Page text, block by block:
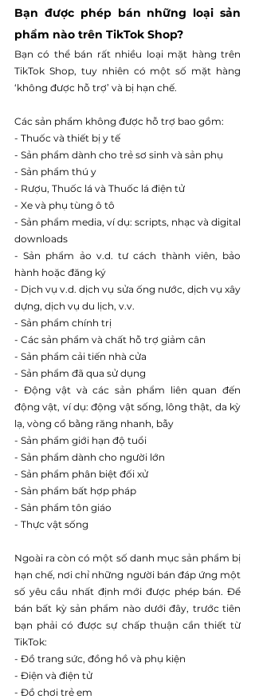
Bạn được phép bán những loại sản
phẩm nào trên TikTok Shop?
Bạn có thể bán rất nhiều loại mặt hàng trên
TikTok Shop, tuy nhiên có một số mặt hàng
‘không được hỗ trợ’ và bị hạn chế.
Các sản phẩm không được hỗ trợ bao gồm:
- Thuốc và thiết bị y tế
- Sản phẩm dành cho trẻ sơ sinh và sản phụ
- Sản phẩm thú y
- Rượu, Thuốc lá và Thuốc lá điện tử
- Xe và phụ tùng ô tô
- Sản phẩm media, ví dụ: scripts, nhạc và digital
downloads
- Sản phẩm ảo v.d. tư cách thành viên, bảo
hành hoặc đăng ký
- Dịch vụ v.d. dịch vụ sửa ống nước, dịch vụ xây
dựng, dịch vụ du lịch, v.v.
- Sản phẩm chính trị
- Các sản phẩm và chất hỗ trợ giảm cân
- Sản phẩm cải tiến nhà cửa
- Sản phẩm đã qua sử dụng
- Động vật và các sản phẩm liên quan đến
động vật, ví dụ: động vật sống, lông thật, da kỳ
lạ, vòng cổ bằng răng nhanh, bẫy
- Sản phẩm giới hạn độ tuổi
- Sản phẩm dành cho người lớn
- Sản phẩm phân biệt đối xử
- Sản phẩm bất hợp pháp
- Sản phẩm tôn giáo
- Thực vật sống
Ngoài ra còn có một số danh mục sản phẩm bị
hạn chế, nơi chỉ những người bán đáp ứng một
số yêu cầu nhất định mới được phép bán. Để
bán bất kỳ sản phẩm nào dưới đây, trước tiên
bạn phải có được sự chấp thuận cần thiết từ
TikTok:
- Đồ trang sức, đồng hồ và phụ kiện
- Điện và điện tử
- Đồ chơi trẻ em